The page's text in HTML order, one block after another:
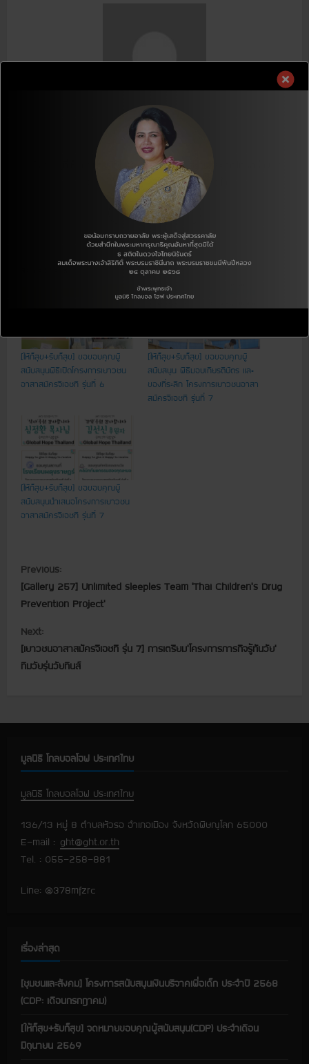
J.E KWON
Editor
หนึ่งคน.ผู้ที่เห็นค่าของชีวิตเพียงหนึ่งชีวิต ผู้ที่ชอบประเทศไทยอย่างสุด
หัวใจ ผู้ที่รักประเทศเกาหลีอย่างสุดหัวใจ
Author's posts
[ให้ก็สุข+รับก็สุข] ขอขอบคุณผู้
สนับสนุนพิธีเปิดโครงการเยาวชน
อาสาสมัครจีเอชที รุ่นที่ 6
[ให้ก็สุข+รับก็สุข] ขอขอบคุณผู้
สนับสนุน พิธีมอบเกียรติบัตร และ
ของที่ระลึก โครงการเยาวชนอาสา
สมัครจีเอชที รุ่นที่ 7
[ให้ก็สุข+รับก็สุข] ขอขอบคุณผู้
สนับสนุนนำเสนอโครงการเยาวชน
อาสาสมัครจีเอชที รุ่นที่ 7
C
o
n
t
e
R
e
a
d
n
g
Previous:
[Gallery 257] Unlimited sleeples Team ‘Thai Children’s Drug
Prevention Project’
Next:
[เยาวชนอาสาสมัครจีเอชที รุ่น 7] การเตรียม’โครงการภารกิจรู้ทันวัย’
ทีมวัยรุ่นวัยทีนส์
มูลนิธิ โกลบอลโฮฟ ประเทศไทย
มูลนิธิ โกลบอลโฮฟ ประเทศไทย
136/13 หมู่ 8 ตำบลหัวรอ อำเภอเมือง จังหวัดพิษณุโลก 65000
E-mail : ght@ght.or.th
Tel. : 055-258-881
Line: @378mfzrc
เรื่องล่าสุด
[ชุมชนและสังคม] โครงการสนับสนุนเงินบริจาคเพื่อเด็ก ประจำปี 2568
(CDP: เดือนกรกฎาคม)
[ให้ก็สุข+รับก็สุข] จดหมายขอบคุณผู้สนับสนุน(CDP) ประจำเดือน
มิถุนายน 2569